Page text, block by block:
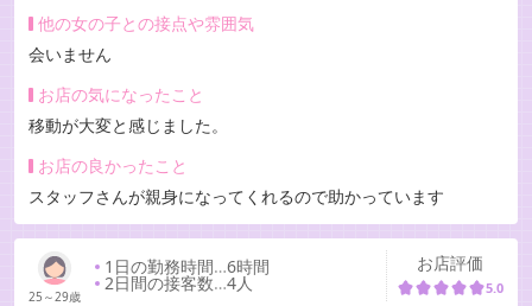
他の女の子との接点や雰囲気
会いません
お店の気になったこと
移動が大変と感じました。
お店の良かったこと
スタッフさんが親身になってくれるので助かっています
25～29歳
1日の勤務時間…6時間
2日間の接客数…4人
お店評価
5.0